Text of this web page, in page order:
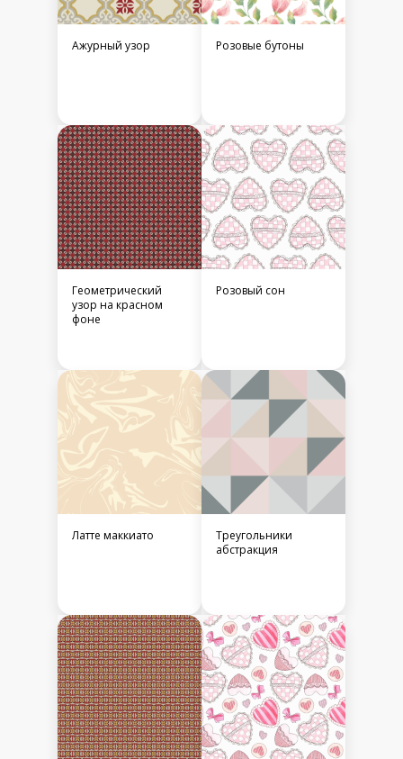
Ажурный узор Розовые бутоны
Геометрический
узор на красном
фоне
Розовый сон
Латте маккиато
Треугольники
абстракция